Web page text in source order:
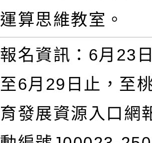
運算思維教室。
報名資訊：6月23
至6月29日止，至
育發展資源入口網